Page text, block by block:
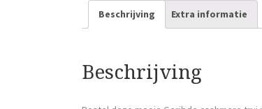
Beschrijving Extra informatie
Beschrijving